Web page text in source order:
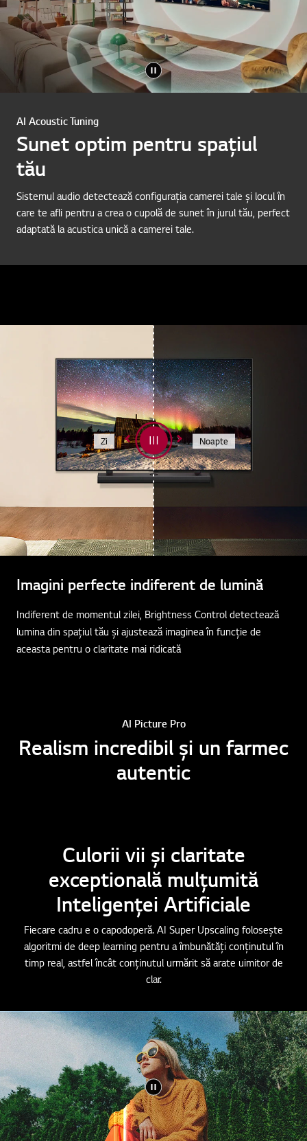
AI Acoustic Tuning
Sunet optim pentru spațiul
tău
Sistemul audio detectează configurația camerei tale și locul în
care te afli pentru a crea o cupolă de sunet în jurul tău, perfect
adaptată la acustica unică a camerei tale.
Zi Noapte
Imagini perfecte indiferent de lumină
Indiferent de momentul zilei, Brightness Control detectează
lumina din spațiul tău și ajustează imaginea în funcție de
aceasta pentru o claritate mai ridicată
AI Picture Pro
Realism incredibil și un farmec
autentic
Culorii vii și claritate
exceptională mulțumită
Inteligenței Artificiale
Fiecare cadru e o capodoperă. AI Super Upscaling folosește
algoritmi de deep learning pentru a îmbunătăți conținutul în
timp real, astfel încât conținutul urmărit să arate uimitor de
clar.